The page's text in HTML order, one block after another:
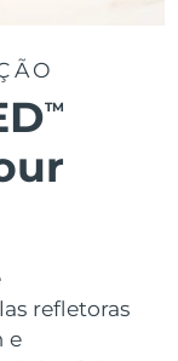
TM
refletoras
e